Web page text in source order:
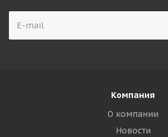
Компания
О компании
Новости